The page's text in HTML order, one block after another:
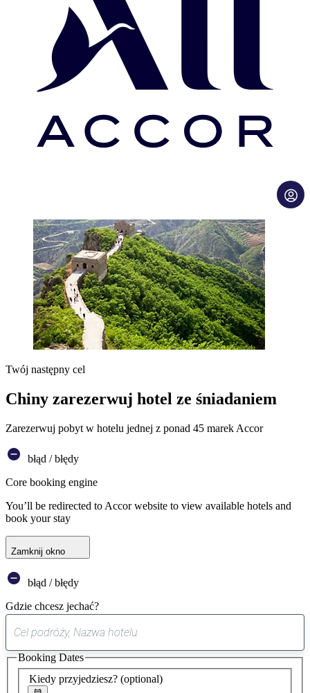
Twój następny cel
Chiny zarezerwuj hotel ze śniadaniem
Zarezerwuj pobyt w hotelu jednej z ponad 45 marek Accor
błąd / błędy
Core booking engine
You’ll be redirected to Accor website to view available hotels and
book your stay
Zamknij okno
błąd / błędy
Gdzie chcesz jechać?
sugestia
została
znaleziona
Kiedy przyjedziesz? (optional)
Booking Dates